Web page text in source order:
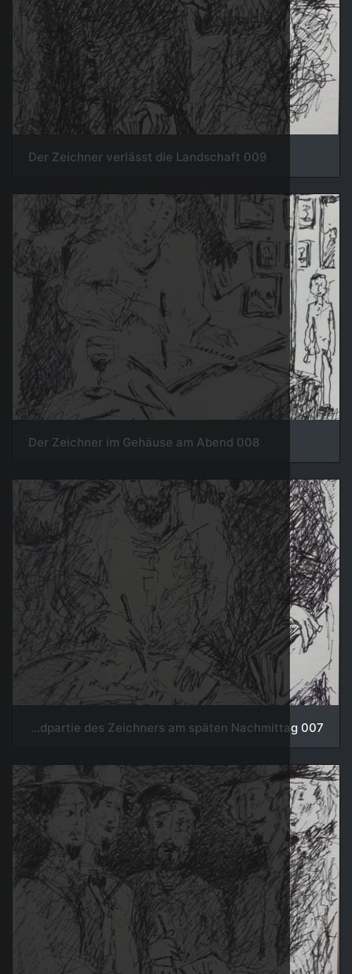
007 Landpartie des Zeichners am späten Nachmittag